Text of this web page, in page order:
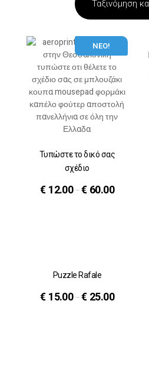
ΝΕΟ!
Τυπώστε το δικό σας
σχέδιο
€ 12.00–€ 60.00
Puzzle Rafale
€ 15.00–€ 25.00